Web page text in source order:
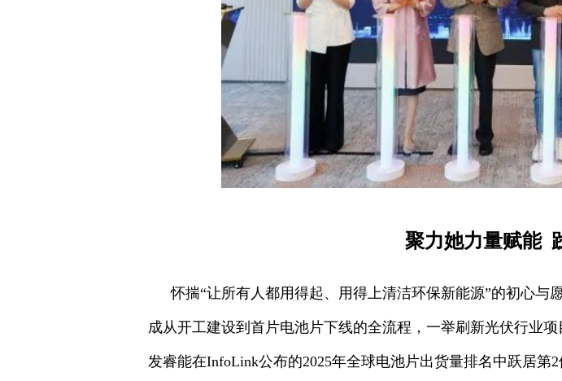
聚力她力量赋能
怀揣“让所有人都用得起、用得上清洁环保新能源”的初心
成从开工建设到首片电池片下线的全流程，一举刷新光伏行业
发睿能在InfoLink公布的2025年全球电池片出货量排名中跃居